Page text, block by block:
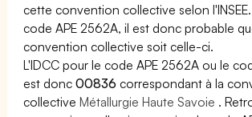
cette convention collective selon
code APE 2562A, il est donc probable
convention collective soit celle-ci.
L'IDCC pour le code APE 2562A ou le
est donc00836 correspondant à la
collectiveMétallurgie Haute Savoie .